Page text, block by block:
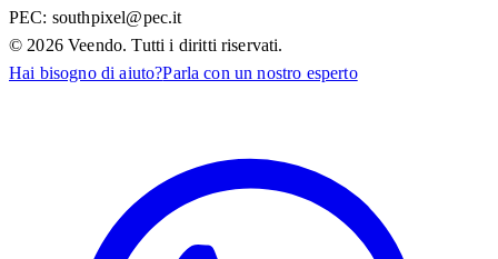
PEC: southpixel@pec.it
© 2026 Veendo. Tutti i diritti riservati.
Hai bisogno di aiuto?Parla con un nostro esperto